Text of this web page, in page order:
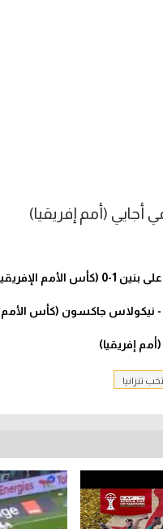
أجايي (أمم إفريقيا)
الإفريقية)
نيكولاس جاكسون (كأس الأمم
تنزانيا